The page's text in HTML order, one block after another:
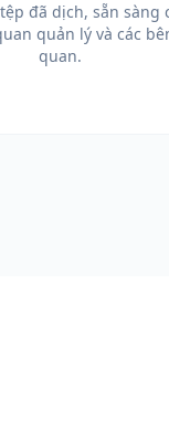
đã dịch, sẵn sàng
quản lý và các
quan.